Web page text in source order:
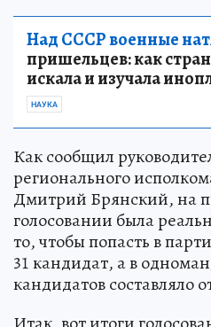
Над СССР военные
пришельцев: как
искала и изучала
НАУКА
Как сообщил
регионального
Дмитрий Брянский, на
голосовании была
то, чтобы попасть в
31 кандидат, а в
кандидатов составляло